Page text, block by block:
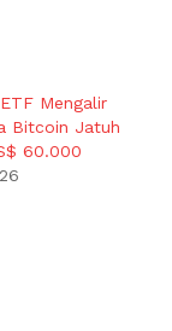
Mengalir
Bitcoin Jatuh
60.000